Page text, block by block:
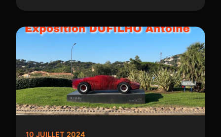
10 JUILLET 2024